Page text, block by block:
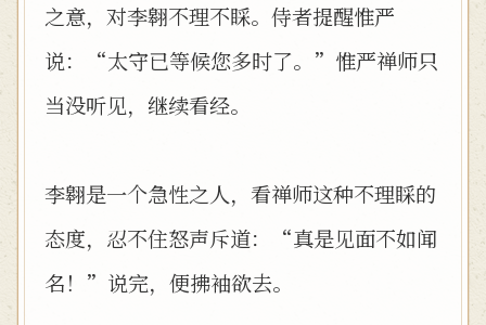
之意，对李翱不理不睬。侍者提醒惟严
说：“太守已等候您多时了。”惟严禅师只
当没听见，继续看经。
李翱是一个急性之人，看禅师这种不理睬的
态度，忍不住怒声斥道：“真是见面不如闻
名！”说完，便拂袖欲去。